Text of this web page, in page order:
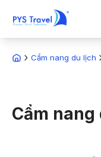
Cẩm nang du lịch
Cẩm nang